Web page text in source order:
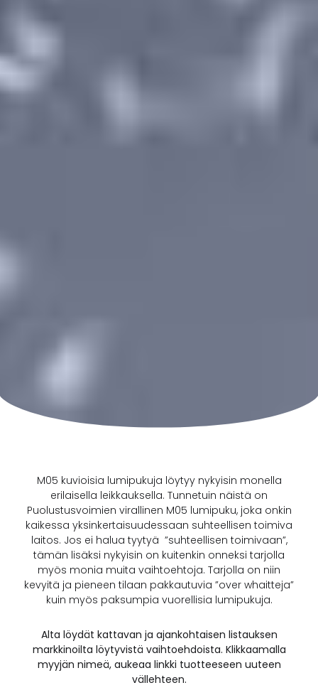
M05 kuvioisia lumipukuja löytyy nykyisin monella
erilaisella leikkauksella. Tunnetuin näistä on
Puolustusvoimien virallinen M05 lumipuku, joka onkin
kaikessa yksinkertaisuudessaan suhteellisen toimiva
laitos. Jos ei halua tyytyä ”suhteellisen toimivaan”,
tämän lisäksi nykyisin on kuitenkin onneksi tarjolla
myös monia muita vaihtoehtoja. Tarjolla on niin
kevyitä ja pieneen tilaan pakkautuvia ”over whaitteja”
kuin myös paksumpia vuorellisia lumipukuja.
Alta löydät kattavan ja ajankohtaisen listauksen
markkinoilta löytyvistä vaihtoehdoista. Klikkaamalla
myyjän nimeä, aukeaa linkki tuotteeseen uuteen
vällehteen.